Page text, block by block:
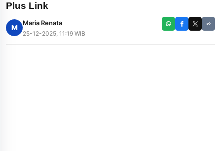
Plus Link
M
Maria Renata
25-12-2025, 11:19 WIB